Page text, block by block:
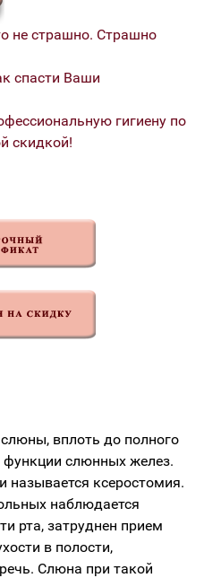
не страшно. Страшно
спасти Ваши
гигиену по
скидкой!
вплоть до полного
функции слюнных желез.
называется ксеростомия.
наблюдается
рта, затруднен прием
в полости,
Слюна при такой